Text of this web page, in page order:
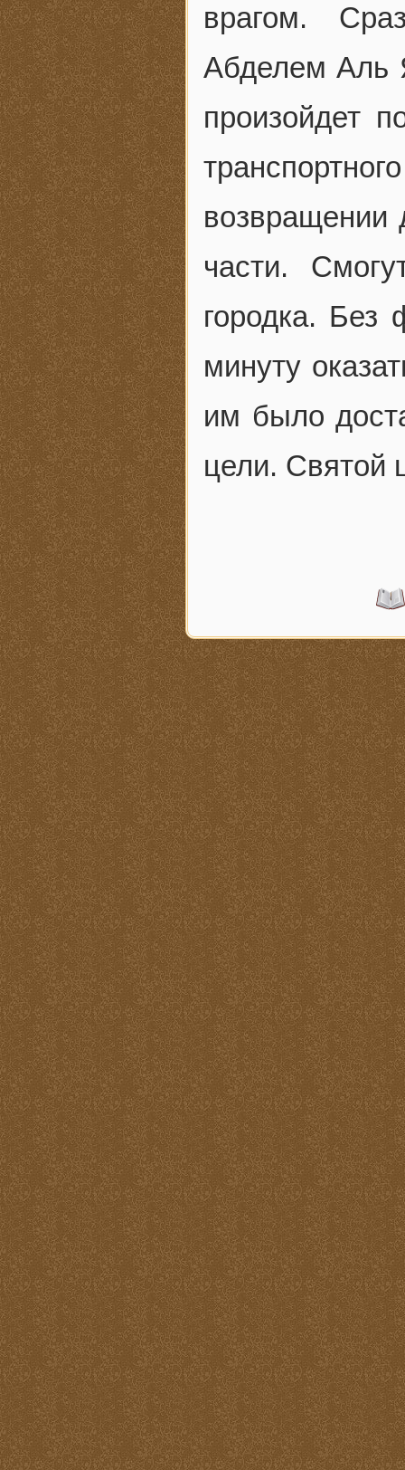
врагом.
Абделем Аль
произойдет
возвращении
части.
городка.
минуту
им было
цели. Святой